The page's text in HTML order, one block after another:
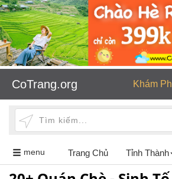
CoTrang.org Khám
menu Toggle
navigation
Trang Chủ Tỉnh Thành